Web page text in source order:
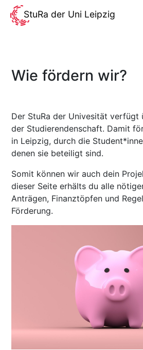
StuRa der Uni Leipzig
Wie fördern wir?
Der StuRa der Univesität verfügt
der Studierendenschaft. Damit
in Leipzig, durch die
denen sie beteiligt sind.
Somit können wir auch dein
dieser Seite erhälts du alle
Anträgen, Finanztöpfen und
Förderung.